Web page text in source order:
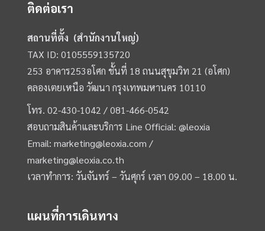
ติดต่อเรา
สถานที่ตั้ง (สำนักงานใหญ่)
TAX ID: 0105559135720
253 อาคาร253อโศก ชั้นที่ 18 ถนนสุขุมวิท 21 (อโศก)
คลองเตยเหนือ วัฒนา กรุงเทพมหานคร 10110
โทร.02-430-1042 /081-466-0542
สอบถามสินค้าและบริการ Line Official:@leoxia
Email:marketing@leoxia.com /
marketing@leoxia.co.th
เวลาทำการ: วันจันทร์ – วันศุกร์ เวลา 09.00 – 18.00 น.
แผนที่การเดินทาง